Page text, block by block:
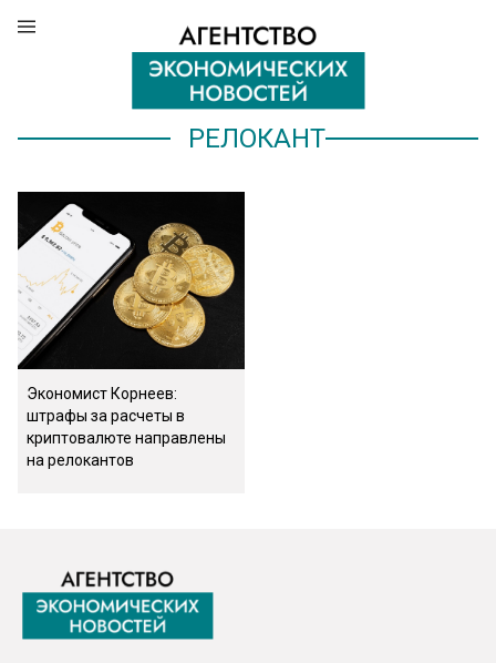
РЕЛОКАНТ
Экономист Корнеев:
штрафы за расчеты в
криптовалюте направлены
на релокантов